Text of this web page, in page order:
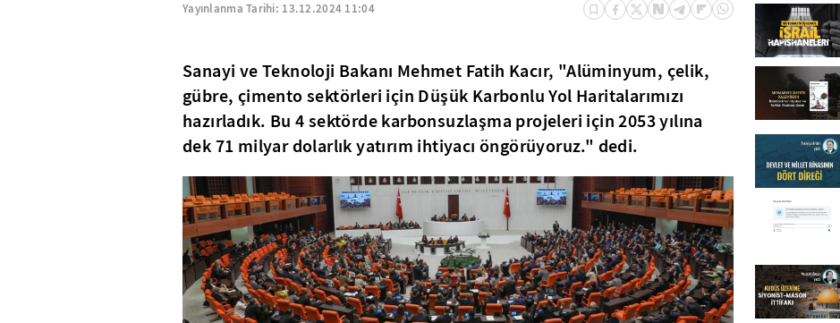
Yayınlanma Tarihi: 13.12.2024 11:04
Sanayi ve Teknoloji Bakanı Mehmet Fatih Kacır, "Alüminyum, çelik,
gübre, çimento sektörleri için Düşük Karbonlu Yol Haritalarımızı
hazırladık. Bu 4 sektörde karbonsuzlaşma projeleri için 2053 yılına
dek 71 milyar dolarlık yatırım ihtiyacı öngörüyoruz." dedi.